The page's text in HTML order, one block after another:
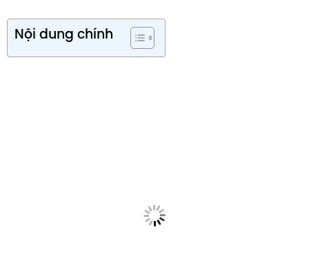
Nội dung chính